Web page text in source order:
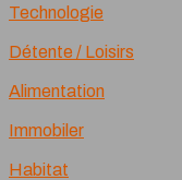
Technologie
Détente / Loisirs
Alimentation
Immobiler
Habitat